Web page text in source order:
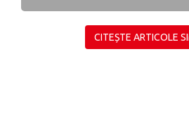
CITEȘTE ARTICOLE